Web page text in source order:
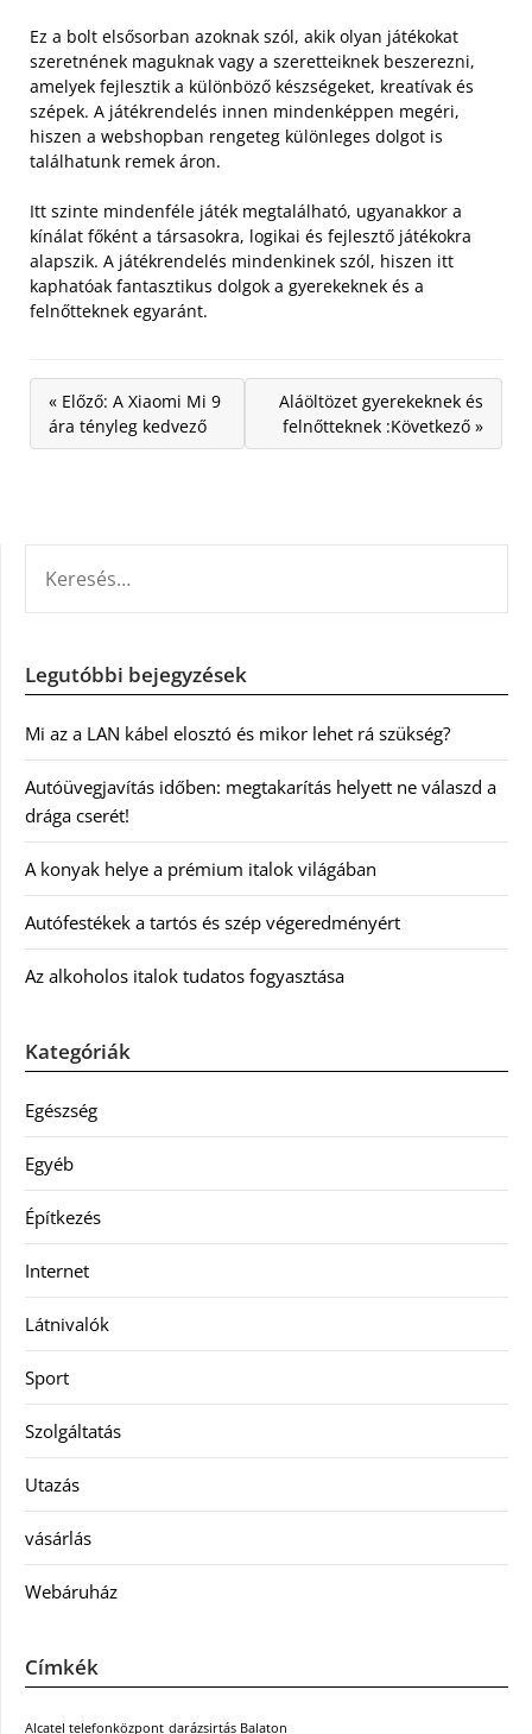
Ez a bolt elsősorban azoknak szól, akik olyan játékokat
szeretnének maguknak vagy a szeretteiknek beszerezni,
amelyek fejlesztik a különböző készségeket, kreatívak és
szépek. A játékrendelés innen mindenképpen megéri,
hiszen a webshopban rengeteg különleges dolgot is
találhatunk remek áron.
Itt szinte mindenféle játék megtalálható, ugyanakkor a
kínálat főként a társasokra, logikai és fejlesztő játékokra
alapszik. A játékrendelés mindenkinek szól, hiszen itt
kaphatóak fantasztikus dolgok a gyerekeknek és a
felnőtteknek egyaránt.
« Előző: A Xiaomi Mi 9
ára tényleg kedvező
Aláöltözet gyerekeknek és
felnőtteknek :Következő »
Legutóbbi bejegyzések
Mi az a LAN kábel elosztó és mikor lehet rá szükség?
Autóüvegjavítás időben: megtakarítás helyett ne válaszd a
drága cserét!
A konyak helye a prémium italok világában
Autófestékek a tartós és szép végeredményért
Az alkoholos italok tudatos fogyasztása
Kategóriák
Egészség
Egyéb
Építkezés
Internet
Látnivalók
Sport
Szolgáltatás
Utazás
vásárlás
Webáruház
Címkék
Alcatel telefonközpont darázsirtás Balaton